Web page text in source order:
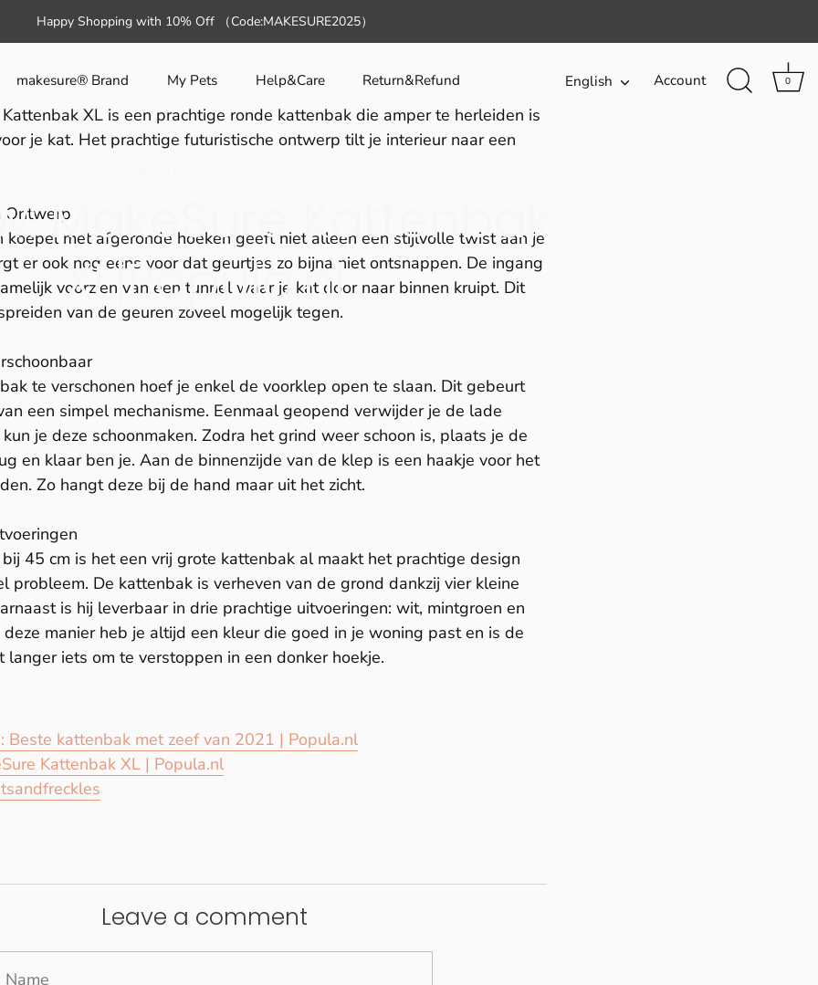
article" >
Skip
Happy Shopping with 10% Off （Code:MAKESURE2025）
makesure® Brand My Pets Help&Care Return&Refund Language
English Account 0
MakeSure Kattenbak
XL|Popula.nl
XL is een prachtige ronde kattenbak die amper te herleiden is
je kat. Het prachtige futuristische ontwerp tilt je interieur naar een
Ontwerp
koepel met afgeronde hoeken geeft niet alleen een stijlvolle twist aan je
er ook nog eens voor dat geurtjes zo bijna niet ontsnappen. De ingang
voorzien van een tunnel waar je kat door naar binnen kruipt. Dit
van de geuren zoveel mogelijk tegen.
te verschonen hoef je enkel de voorklep open te slaan. Dit gebeurt
een simpel mechanisme. Eenmaal geopend verwijder je de lade
je deze schoonmaken. Zodra het grind weer schoon is, plaats je de
en klaar ben je. Aan de binnenzijde van de klep is een haakje voor het
Zo hangt deze bij de hand maar uit het zicht.
45 cm is het een vrij grote kattenbak al maakt het prachtige design
probleem. De kattenbak is verheven van de grond dankzij vier kleine
is hij leverbaar in drie prachtige uitvoeringen: wit, mintgroen en
manier heb je altijd een kleur die goed in je woning past en is de
langer iets om te verstoppen in een donker hoekje.
Beste kattenbak met zeef van 2021 | Popula.nl
Kattenbak XL | Popula.nl
Leave a comment